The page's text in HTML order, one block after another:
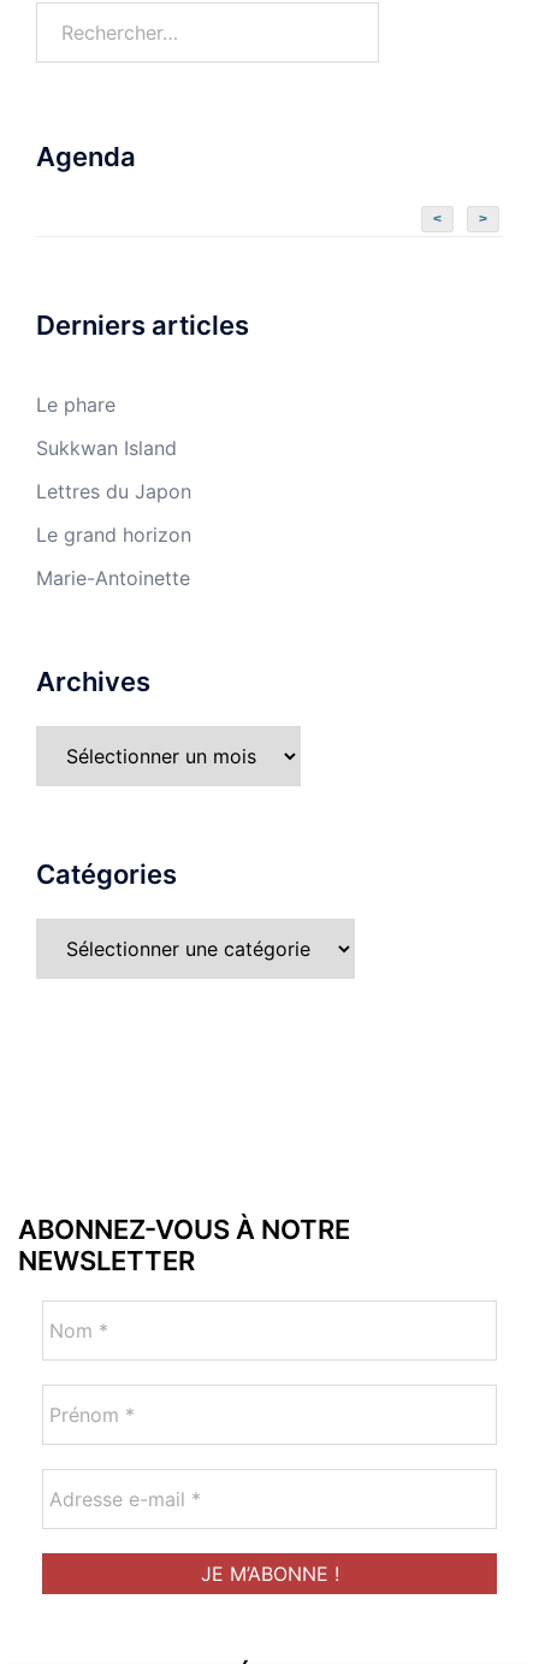
Agenda
< >
Derniers articles
Le phare
Sukkwan Island
Lettres du Japon
Le grand horizon
Marie-Antoinette
Archives
Catégories
ABONNEZ-VOUS À NOTRE
NEWSLETTER